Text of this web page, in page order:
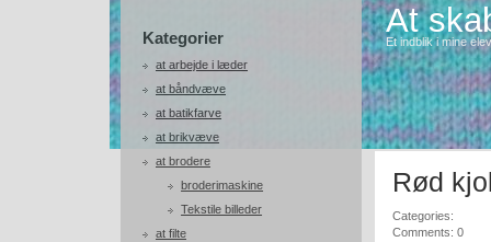
Kategorier
at arbejde i læder
at båndvæve
at batikfarve
at brikvæve
at brodere
broderimaskine
Tekstile billeder
at filte
At
Et indblik i mine
Rød
Categories:
Comments: 0